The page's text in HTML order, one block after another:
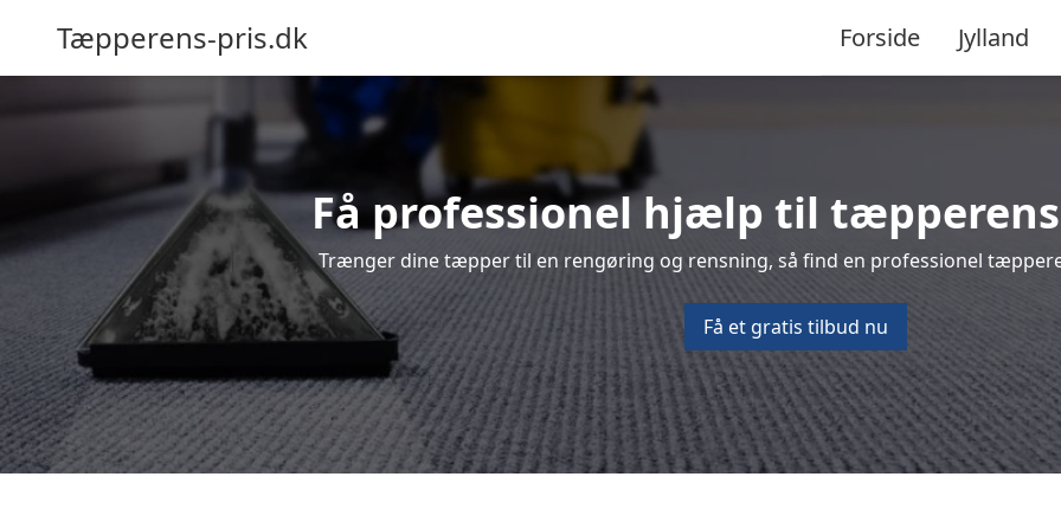
Tæpperens-pris.dk Forside Jylland
Få professionel hjælp til
Trænger dine tæpper til en rengøring og rensning, så find en professionel
Få et gratis tilbud nu